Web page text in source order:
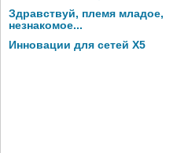
Здравствуй, племя младое,
незнакомое...
Инновации для сетей X5